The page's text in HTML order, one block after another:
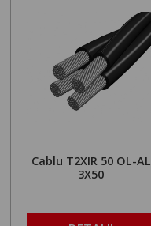
Cablu T2XIR 50 OL-AL
3X50